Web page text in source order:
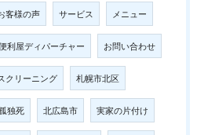
客様の声 サービス メニュー
利屋ディパーチャー お問い合わせ
クリーニング 札幌市北区
独死 北広島市 実家の片付け